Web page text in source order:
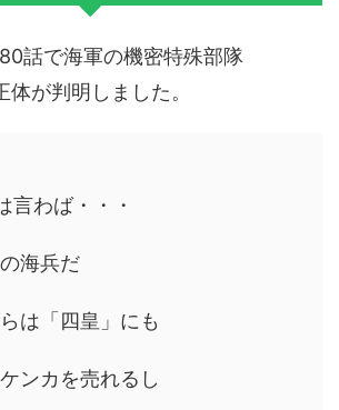
話で海軍の機密特殊部隊
体が判明しました。
言わば・・・
海兵だ
は「四皇」にも
ンカを売れるし